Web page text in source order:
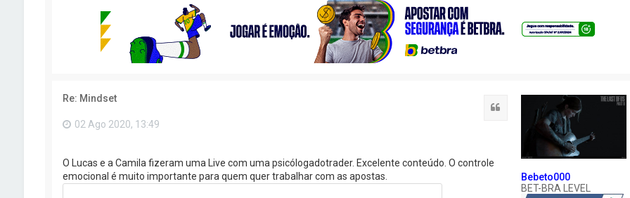
Bebeto000
BET-BRA LEVEL
Re: Mindset
02 Ago 2020, 13:49
O Lucas e a Camila fizeram uma Live com uma psicólogadotrader. Excelente conteúdo. O controle
emocional é muito importante para quem quer trabalhar com as apostas.